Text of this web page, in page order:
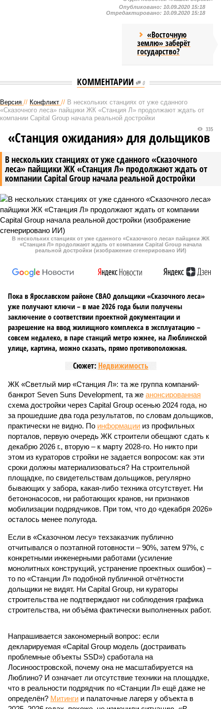
Опубликовано: 10.09.2020 15:18
Отредактировано: 10.09.2020 15:18
«Восточную
землю» заберёт
государство?
КОММЕНТАРИИ 0
Версия // Конфликт // В нескольких станциях от уже сданного
«Сказочного леса» пайщики ЖК «Станция Л» продолжают ждать от
компании Capital Group начала реальной достройки
В нескольких станциях от уже сданного «Сказочного
леса» пайщики ЖК «Станция Л» продолжают ждать от
компании Capital Group начала реальной достройки
335
«Станция ожидания» для дольщиков
В нескольких станциях от уже сданного «Сказочного леса» пайщики ЖК
«Станция Л» продолжают ждать от компании Capital Group начала
реальной достройки (изображение сгенерировано ИИ)
Пока в Ярославском районе СВАО дольщики «Сказочного леса»
уже получают ключи – в мае 2026 года были получены
заключение о соответствии проектной документации и
разрешение на ввод жилищного комплекса в эксплуатацию –
совсем недалеко, в паре станций метро южнее, на Люблинской
улице, картина, можно сказать, прямо противоположная.
Сюжет: Недвижимость
ЖК «Светлый мир «Станция Л»: та же группа компаний-
банкрот Seven Suns Development, та же анонсированная
схема достройки через Capital Group осенью 2024 года, но
за прошедшие два года результатов, по словам дольщиков,
практически не видно. По информации из профильных
порталов, первую очередь ЖК строители обещают сдать к
декабрю 2026 г., вторую – к марту 2028-го. Но никто при
этом из кураторов стройки не задается вопросом: как эти
сроки должны материализоваться? На строительной
площадке, по свидетельствам дольщиков, регулярно
бывающих у забора, какая-либо техника отсутствует. Ни
бетононасосов, ни работающих кранов, ни признаков
мобилизации подрядчиков. При том, что до «декабря 2026»
осталось менее полугода.
Если в «Сказочном лесу» техзаказчик публично
отчитывался о поэтапной готовности – 90%, затем 97%, с
конкретными инженерными работами (усиление
монолитных конструкций, устранение проектных ошибок) –
то по «Станции Л» подобной публичной отчётности
дольщики не видят. Ни Capital Group, ни кураторы
строительства не подтверждают ни соблюдения графика
строительства, ни объёма фактически выполненных работ.
Напрашивается закономерный вопрос: если
декларируемая «Capital Group модель (достраивать
проблемные объекты SSD») сработала на
Лосиноостровской, почему она не масштабируется на
Люблино? И означает ли отсутствие техники на площадке,
что в реальности подрядчик по «Станции Л» ещё даже не
определён? Митинги и палаточные лагеря у объекта в